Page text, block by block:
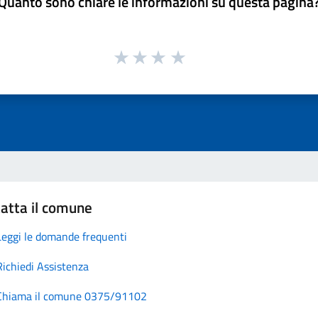
il comune
le domande frequenti
Assistenza
il comune 0375/91102